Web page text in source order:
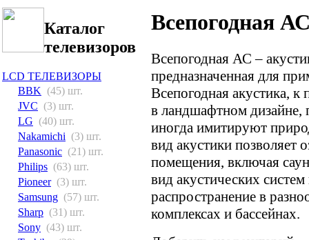
Каталог
телевизоров
LCD ТЕЛЕВИЗОРЫ
BBK (45) шт.
JVC (3) шт.
LG (40) шт.
Nakamichi (3) шт.
Panasonic (21) шт.
Philips (63) шт.
Pioneer (3) шт.
Samsung (57) шт.
Sharp (31) шт.
Sony (43) шт.
Всепогодная
Всепогодная АС –
предназначенная для
Всепогодная акустика, к
в ландшафтном дизайне,
иногда имитируют
вид акустики позволяет
помещения, включая
вид акустических
распространение в
комплексах и бассейнах.